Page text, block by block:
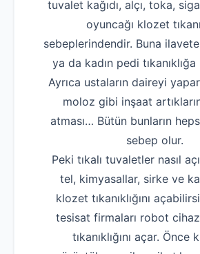
tuvalet kağıdı, alçı, toka,
oyuncağı klozet
sebeplerindendir. Buna
ya da kadın pedi
Ayrıca ustaların daireyi
moloz gibi inşaat
atması… Bütün bunların
sebep olur.
Peki tıkalı tuvaletler nasıl
tel, kimyasallar, sirke ve
klozet tıkanıklığını
tesisat firmaları robot
tıkanıklığını açar. Önce